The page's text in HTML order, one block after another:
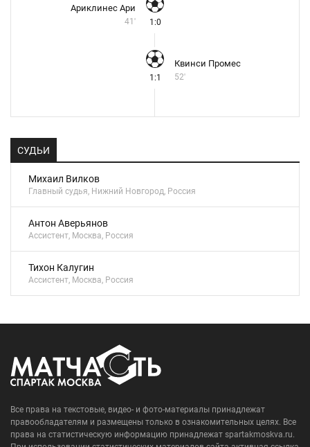
Ариклинес Ари
41' 1:0
1:1
Квинси Промес
52'
СУДЬИ
Михаил Вилков
Главный судья, Нижний Новгород, Россия
Антон Аверьянов
Ассистент, Москва, Россия
Тихон Калугин
Ассистент, Москва, Россия
Все права на текстовые, видео- и фото-материалы принадлежат
правообладателям и размещены только в ознакомительных целях. Все
права на статистическую информацию принадлежат spartakmoskva.ru.